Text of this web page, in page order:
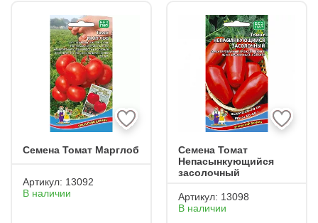
Семена Томат Марглоб
Артикул: 13092
В наличии
Семена Томат
Непасынкующийся
засолочный
Артикул: 13098
В наличии